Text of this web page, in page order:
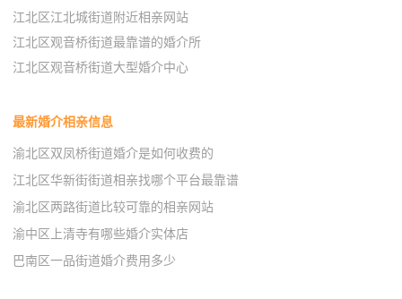
江北区江北城街道附近相亲网站
江北区观音桥街道最靠谱的婚介所
江北区观音桥街道大型婚介中心
最新婚介相亲信息
渝北区双凤桥街道婚介是如何收费的
江北区华新街街道相亲找哪个平台最靠谱
渝北区两路街道比较可靠的相亲网站
渝中区上清寺有哪些婚介实体店
巴南区一品街道婚介费用多少